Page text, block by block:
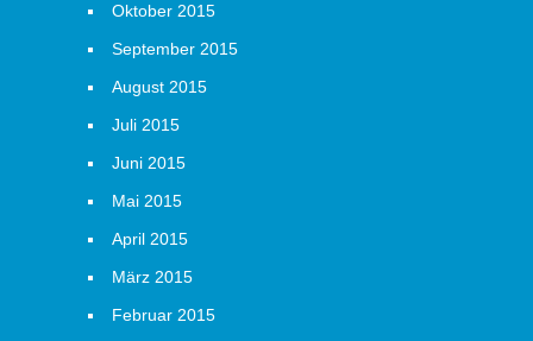
Oktober 2015
September 2015
August 2015
Juli 2015
Juni 2015
Mai 2015
April 2015
März 2015
Februar 2015